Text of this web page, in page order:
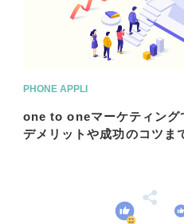
PHONE APPLI
one to oneマーケティング
デメリットや成功のコツま